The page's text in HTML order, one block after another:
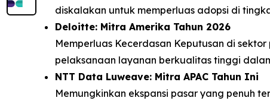
diskalakan untuk memperluas adopsi di
Deloitte: Mitra Amerika Tahun 2026
Memperluas Kecerdasan Keputusan di
pelaksanaan layanan berkualitas tinggi
NTT Data Luweave: Mitra APAC Tahun Ini
Memungkinkan ekspansi pasar yang penuh